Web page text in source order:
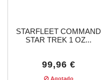
STARFLEET COMMAND
STAR TREK 1 OZ...
99,96 €
Agotado